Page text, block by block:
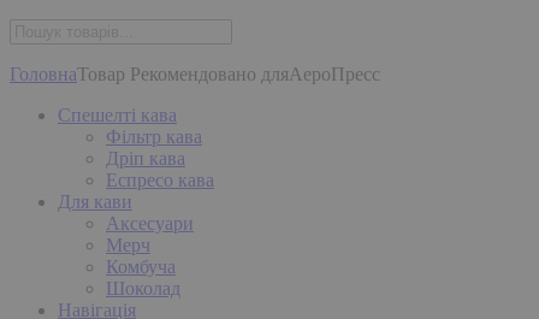
ГоловнаТовар Рекомендовано дляАероПресс
Спешелті кава
Фільтр кава
Дріп кава
Еспресо кава
Для кави
Аксесуари
Мерч
Комбуча
Шоколад
Навігація